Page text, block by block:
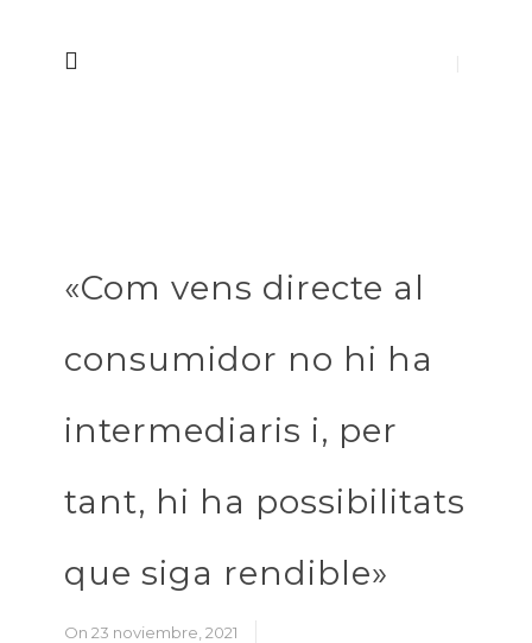
«Com vens directe al
consumidor no hi ha
intermediaris i, per
tant, hi ha possibilitats
que siga rendible»
On 23 noviembre, 2021